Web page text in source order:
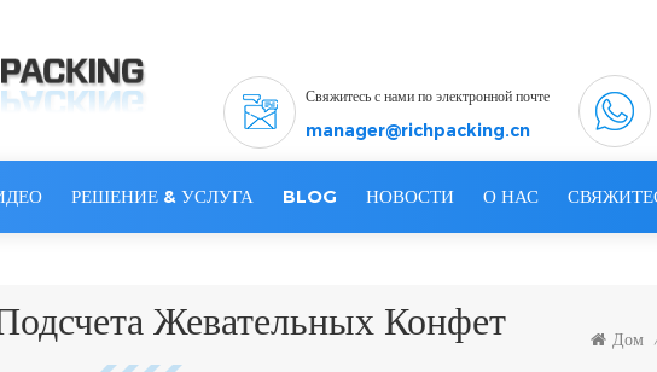
Свяжитесь с нами по электронной почте
manager@richpacking.cn
РЕШЕНИЕ & УСЛУГА BLOG НОВОСТИ О НАС
Жевательных Конфет Дом